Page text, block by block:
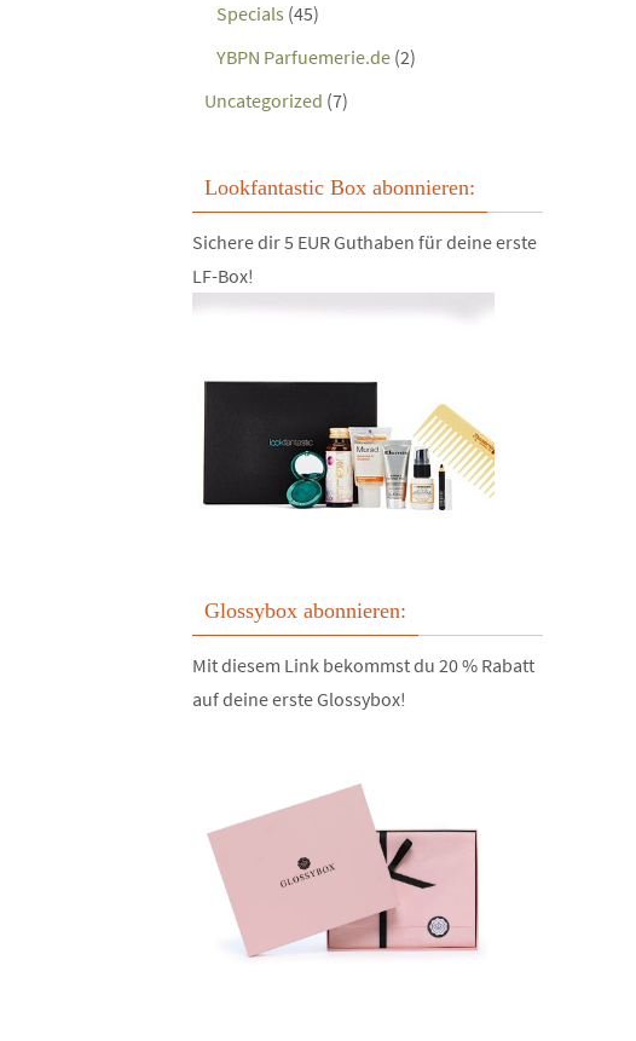
Specials (45)
YBPN Parfuemerie.de (2)
Uncategorized (7)
Lookfantastic Box abonnieren:
Sichere dir 5 EUR Guthaben für deine erste
LF-Box!
Glossybox abonnieren:
Mit diesem Link bekommst du 20 % Rabatt
auf deine erste Glossybox!